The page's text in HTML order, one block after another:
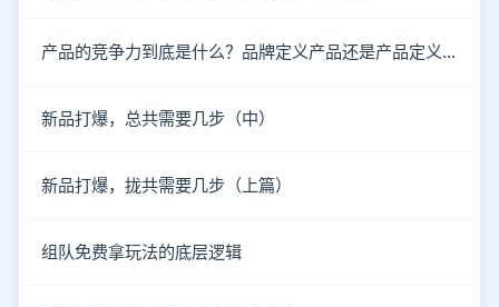
产品的竞争力到底是什么？品牌定义产品还是产品定义品牌?
新品打爆，总共需要几步（中）
新品打爆，拢共需要几步（上篇）
组队免费拿玩法的底层逻辑